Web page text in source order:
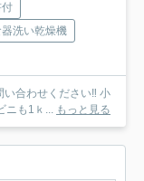
洗い乾燥機
合わせください‼ 小
ニも1ｋ... もっと見る